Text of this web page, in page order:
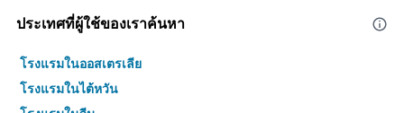
ประเทศที่ผู้ใช้ของเราค้นหา
โรงแรมในออสเตรเลีย
โรงแรมในไต้หวัน